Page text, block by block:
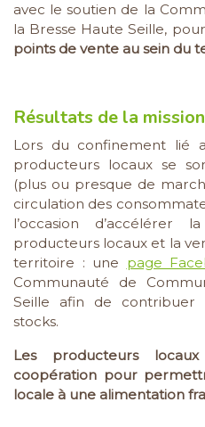
avec le soutien de la
la Bresse Haute Seille, pour
points de vente au sein du
Résultats de la mission
Lors du confinement lié
producteurs locaux se
(plus ou presque de
circulation des
l’occasion
producteurs locaux et la
territoire : une page
Communauté de
Seille afin de contribuer
stocks.
Les producteurs
coopération pour
locale à une alimentation